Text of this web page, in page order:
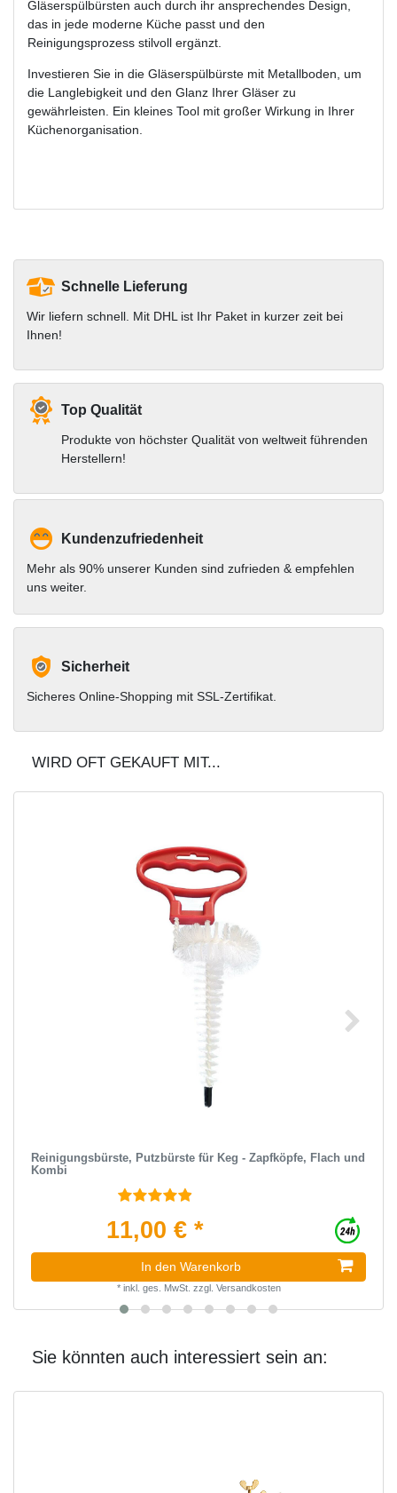
Gläserspülbürsten auch durch ihr ansprechendes Design,
das in jede moderne Küche passt und den
Reinigungsprozess stilvoll ergänzt.
Investieren Sie in die Gläserspülbürste mit Metallboden, um
die Langlebigkeit und den Glanz Ihrer Gläser zu
gewährleisten. Ein kleines Tool mit großer Wirkung in Ihrer
Küchenorganisation.
Schnelle Lieferung
Wir liefern schnell. Mit DHL ist Ihr Paket in kurzer zeit bei
Ihnen!
Top Qualität
Produkte von höchster Qualität von weltweit führenden
Herstellern!
Kundenzufriedenheit
Mehr als 90% unserer Kunden sind zufrieden & empfehlen
uns weiter.
Sicherheit
Sicheres Online-Shopping mit SSL-Zertifikat.
WIRD OFT GEKAUFT MIT...
Reinigungsbürste, Putzbürste für Keg - Zapfköpfe, Flach und
Kombi
11,00 € *
In den Warenkorb
* inkl. ges. MwSt. zzgl. Versandkosten
Sie könnten auch interessiert sein an: